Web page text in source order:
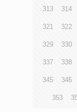
313 314
321 322
329 330
337 338
345 346
353